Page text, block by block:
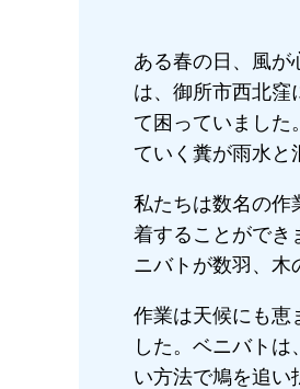
ある春の日、風が
は、御所市西北窪
て困っていました
ていく糞が雨水と
私たちは数名の作
着することができ
ニバトが数羽、木
作業は天候にも恵
した。ベニバト
い方法で鳩を追い